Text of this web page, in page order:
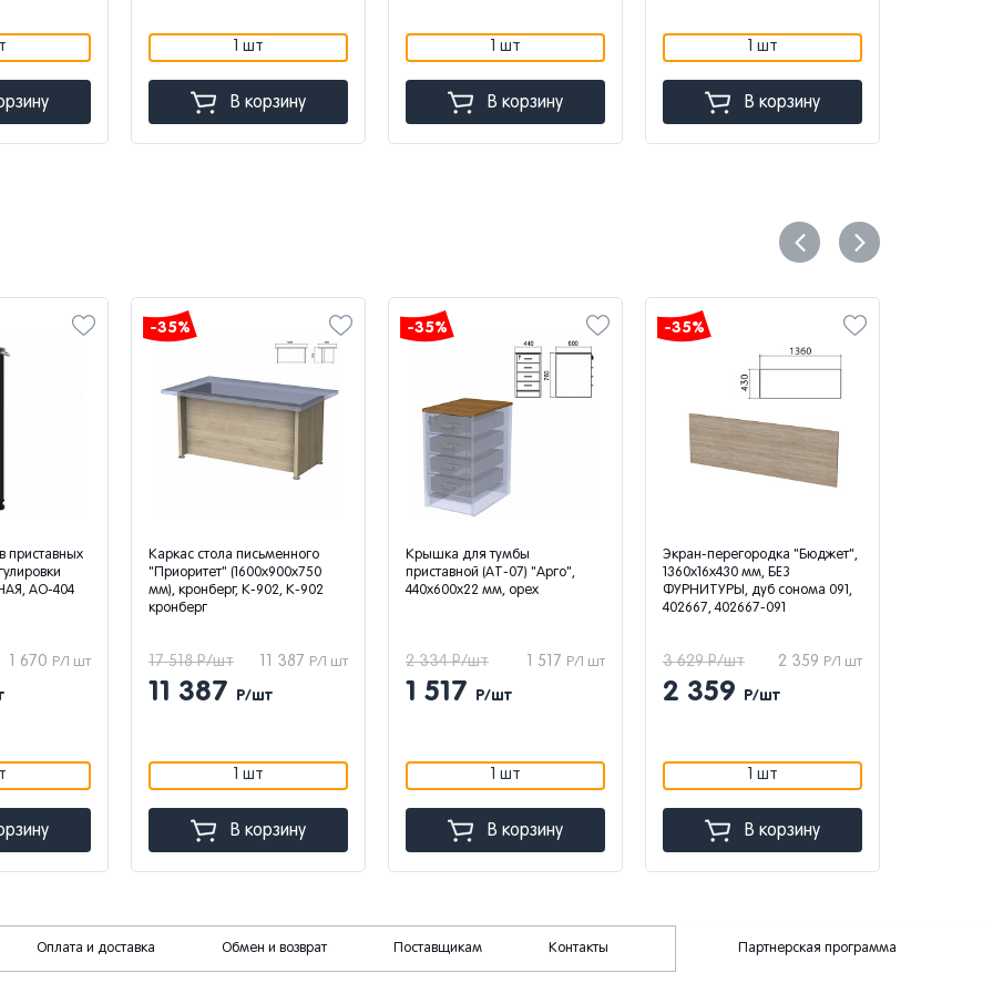
1 шт
В корзину
1 шт
В корзину
1 шт
В корзину
приставных
АО-404
1 670 Р/1 шт
-35%
Каркас стола письменного
"Приоритет" (1600х900х750
мм), кронберг, К-902, К-902
кронберг
11 387 Р/1 шт
17 518 Р/шт
11 387 Р/шт
1 шт
В корзину
-35%
Крышка для тумбы
приставной (АТ-07) "Арго",
440х600х22 мм, орех
1 517 Р/1 шт
2 334 Р/шт
1 517 Р/шт
1 шт
В корзину
-35%
Экран-перегородка "Бюджет",
1360х16х430 мм, БЕЗ
ФУРНИТУРЫ, дуб сонома 091,
402667, 402667-091
2 359 Р/1 шт
3 629 Р/шт
2 359 Р/шт
1 шт
В корзину
Оплата и доставка Обмен и возврат Поставщикам Контакты Партнерская программа